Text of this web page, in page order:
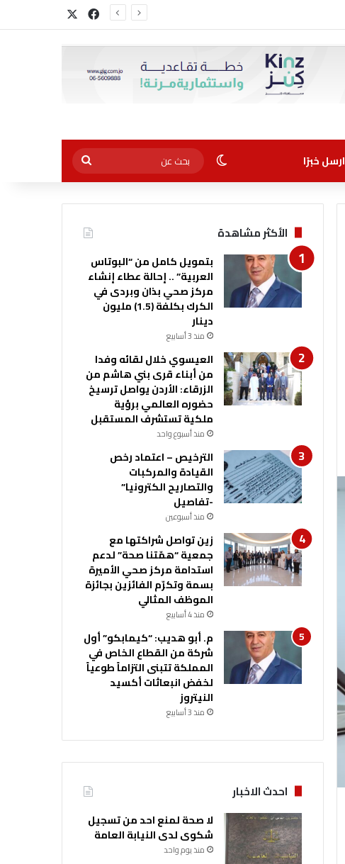
فيسبوك
ارسل خبرًا الوضع المظلم
بحث
عن
الأكثر مشاهدة
بتمويل كامل من “البوتاس
العربية” .. إحالة عطاء إنشاء
مركز صحي بذان وبردى في
الكرك بكلفة (1.5) مليون
دينار
منذ 3 أسابيع
العيسوي خلال لقائه وفدا
من أبناء قرى بني هاشم من
الزرقاء: الأردن يواصل ترسيخ
حضوره العالمي برؤية
ملكية تستشرف المستقبل
منذ أسبوع واحد
الترخيص – اعتماد رخص
القيادة والمركبات
والتصاريح الكترونيا”
-تفاصيل
منذ أسبوعين
زين تواصل شراكتها مع
جمعية “همّتنا صحة” لدعم
استدامة مركز صحي الأميرة
بسمة وتكرّم الفائزين بجائزة
الموظف المثالي
منذ 4 أسابيع
م. أبو هديب: “كيمابكو” أول
شركة من القطاع الخاص في
المملكة تتبنى التزاماً طوعياً
لخفض انبعاثات أكسيد
النيتروز
منذ 3 أسابيع
احدث الاخبار
لا صحة لمنع احد من تسجيل
شكوى لدى النيابة العامة
منذ يوم واحد